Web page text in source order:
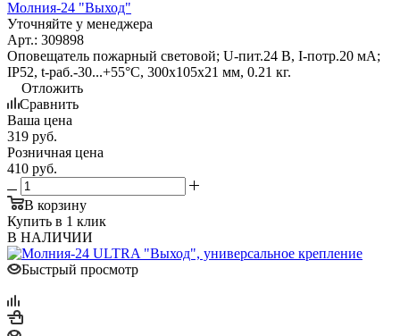
Молния-24 "Выход"
Уточняйте у менеджера
Арт.: 309898
Оповещатель пожарный световой; U-пит.24 В, I-потр.20 мА;
IP52, t-раб.-30...+55°С, 300х105х21 мм, 0.21 кг.
Отложить
Сравнить
Ваша цена
319 руб.
Розничная цена
410 руб.
В корзину
Купить в 1 клик
В НАЛИЧИИ
Быстрый просмотр